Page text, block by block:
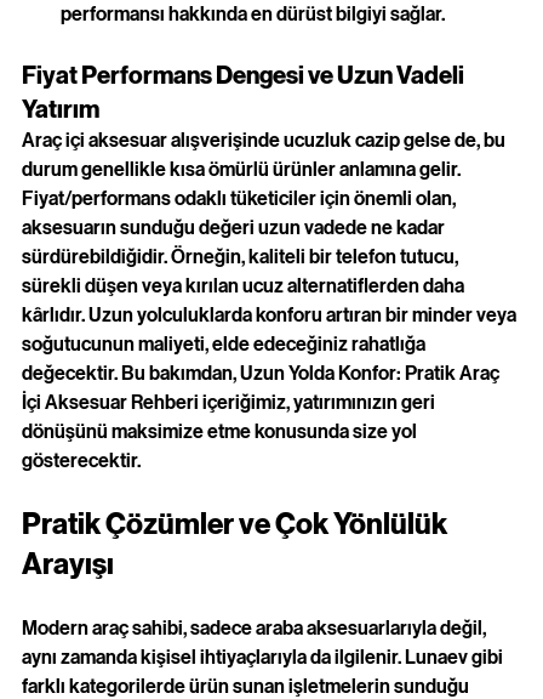
performansı hakkında en dürüst bilgiyi sağlar.
Fiyat Performans Dengesi ve Uzun Vadeli
Yatırım
Araç içi aksesuar alışverişinde ucuzluk cazip gelse de, bu
durum genellikle kısa ömürlü ürünler anlamına gelir.
Fiyat/performans odaklı tüketiciler için önemli olan,
aksesuarın sunduğu değeri uzun vadede ne kadar
sürdürebildiğidir. Örneğin, kaliteli bir telefon tutucu,
sürekli düşen veya kırılan ucuz alternatiflerden daha
kârlıdır. Uzun yolculuklarda konforu artıran bir minder veya
soğutucunun maliyeti, elde edeceğiniz rahatlığa
değecektir. Bu bakımdan,Uzun Yolda Konfor: Pratik Araç
İçi Aksesuar Rehberi içeriğimiz, yatırımınızın geri
dönüşünü maksimize etme konusunda size yol
gösterecektir.
Pratik Çözümler ve Çok Yönlülük
Arayışı
Modern araç sahibi, sadece araba aksesuarlarıyla değil,
aynı zamanda kişisel ihtiyaçlarıyla da ilgilenir. Lunaev gibi
farklı kategorilerde ürün sunan işletmelerin sunduğu